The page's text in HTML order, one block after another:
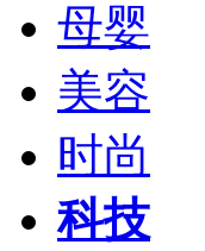
母婴
美容
时尚
科技